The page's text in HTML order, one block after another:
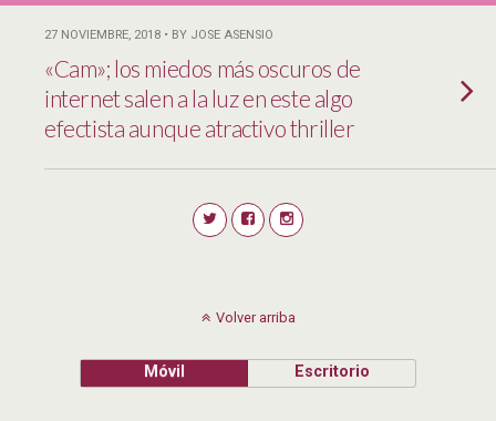
27 NOVIEMBRE, 2018 • BY JOSE ASENSIO
«Cam»; los miedos más oscuros de
internet salen a la luz en este algo
efectista aunque atractivo thriller
Volver arriba
Móvil Escritorio